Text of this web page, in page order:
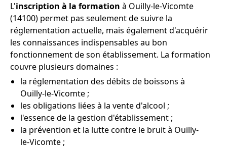
L'inscription à la formation à Ouilly-le-Vicomte
(14100) permet pas seulement de suivre la
réglementation actuelle, mais également d'acquérir
les connaissances indispensables au bon
fonctionnement de son établissement. La formation
couvre plusieurs domaines :
la réglementation des débits de boissons à
Ouilly-le-Vicomte ;
les obligations liées à la vente d'alcool ;
l'essence de la gestion d'établissement ;
la prévention et la lutte contre le bruit à Ouilly-
le-Vicomte ;